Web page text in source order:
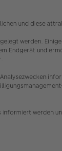
und diese
werden.
Endgerät und